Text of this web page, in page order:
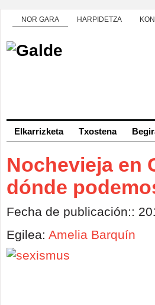
NOR GARA HARPIDETZA
Elkarrizketa Txostena
Nochevieja en
dónde
Fecha de publicación::
Egilea: Amelia Barquín